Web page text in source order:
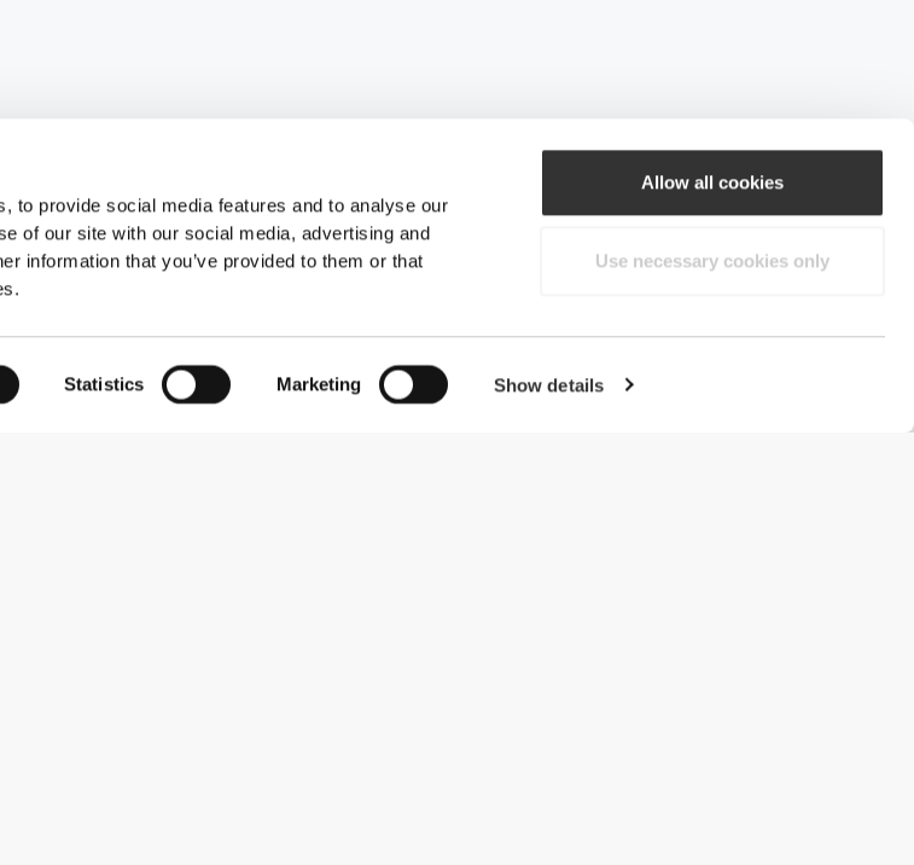
to provide social media features and to analyse our
of our site with our social media, advertising and
information that you’ve provided to them or that
Statistics Marketing Show details
Allow all cookies
Use necessary cookies only